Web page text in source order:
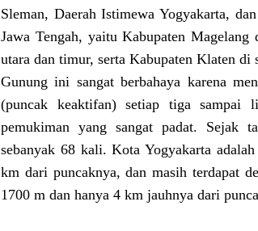
Sleman, Daerah Istimewa Yogyakarta,
Jawa Tengah, yaitu Kabupaten
utara dan timur, serta Kabupaten Klaten di
Gunung ini sangat berbahaya karena
(puncak keaktifan) setiap tiga
pemukiman yang sangat padat. Sejak
sebanyak 68 kali. Kota Yogyakarta
km dari puncaknya, dan masih terdapat
1700 m dan hanya 4 km jauhnya dari